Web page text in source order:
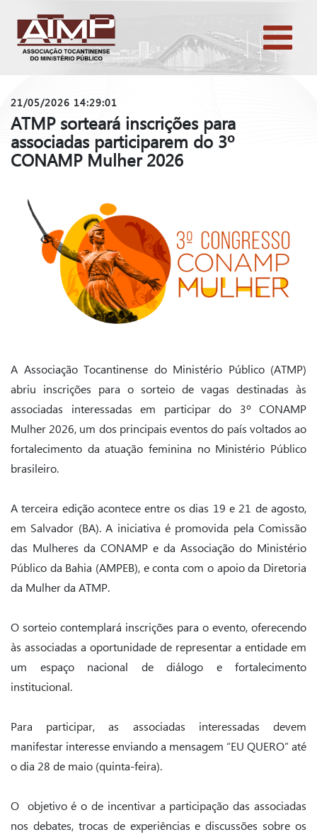
21/05/2026 14:29:01
ATMP sorteará inscrições para
associadas participarem do 3º
CONAMP Mulher 2026
A Associação Tocantinense do Ministério Público (ATMP)
abriu inscrições para o sorteio de vagas destinadas às
associadas interessadas em participar do 3º CONAMP
Mulher 2026, um dos principais eventos do país voltados ao
fortalecimento da atuação feminina no Ministério Público
brasileiro.
A terceira edição acontece entre os dias 19 e 21 de agosto,
em Salvador (BA). A iniciativa é promovida pela Comissão
das Mulheres da CONAMP e da Associação do Ministério
Público da Bahia (AMPEB), e conta com o apoio da Diretoria
da Mulher da ATMP.
O sorteio contemplará inscrições para o evento, oferecendo
às associadas a oportunidade de representar a entidade em
um espaço nacional de diálogo e fortalecimento
institucional.
Para participar, as associadas interessadas devem
manifestar interesse enviando a mensagem “EU QUERO” até
o dia 28 de maio (quinta-feira).
O objetivo é o de incentivar a participação das associadas
nos debates, trocas de experiências e discussões sobre os